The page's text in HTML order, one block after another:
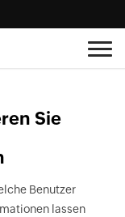
Sie
Benutzer
lassen